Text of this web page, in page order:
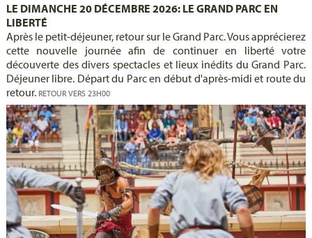
LE DIMANCHE 20 DÉCEMBRE 2026: LE GRAND PARC EN
LIBERTÉ
Après le petit-déjeuner, retour sur le Grand Parc. Vous apprécierez
cette nouvelle journée afin de continuer en liberté votre
découverte des divers spectacles et lieux inédits du Grand Parc.
Déjeuner libre. Départ du Parc en début d'après-midi et route du
retour. RETOUR VERS 23H00